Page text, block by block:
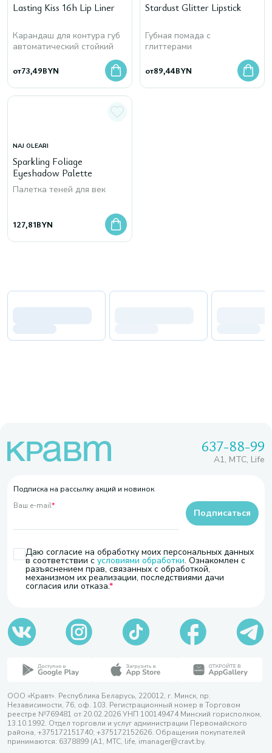
Lasting Kiss 16h Lip Liner
Карандаш для контура губ
автоматический стойкий
от73,49BYN
Stardust Glitter Lipstick
Губная помада с
глиттерами
от89,44BYN
NAJ OLEARI
Sparkling Foliage
Eyeshadow Palette
Палетка теней для век
127,81BYN
637-88-99
A1, МТС, Life
Подписка на рассылку акций и новинок
Ваш e-mail*
Даю согласие на обработку моих персональных данных
в соответствии с условиями обработки. Ознакомлен с
разъяснением прав, связанных с обработкой,
механизмом их реализации, последствиями дачи
согласия или отказа.
Подписаться
ООО «Кравт». Республика Беларусь, 220012, г. Минск, пр.
Независимости, 76, оф. 103. Регистрационный номер в Торговом
реестре №769481 от 20.02.2026 УНП 100149474 Минский горисполком,
13.10.1992. Отдел торговли и услуг администрации Первомайского
района, +375172151740; +375172152626. Обращения покупателей
принимаются: 6378899 (А1, МТС, life, imanager@cravt.by.